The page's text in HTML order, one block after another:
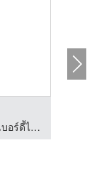
โรงเรียนสอนกอล์ฟเชาวรัตน์ สาขาเบอร์ดี้ไฟว์ สุวรรณภูมิ - สมุทรปราการ